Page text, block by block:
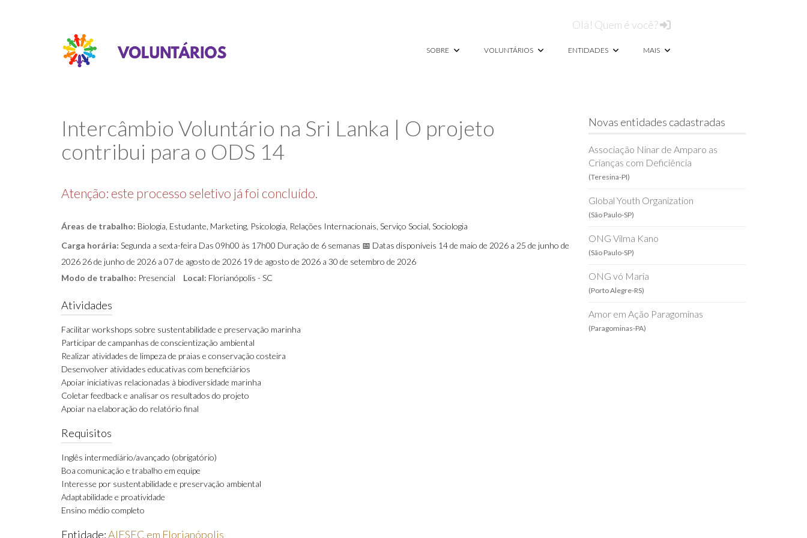
Olá! Quem é você?
SOBRE VOLUNTÁRIOS ENTIDADES MAIS
Intercâmbio Voluntário na Sri Lanka | O projeto
contribui para o ODS 14
Atenção: este processo seletivo já foi concluído.
Áreas de trabalho: Biologia, Estudante, Marketing, Psicologia, Relações Internacionais, Serviço Social, Sociologia
Carga horária: Segunda a sexta-feira Das 09h00 às 17h00 Duração de 6 semanas 📅 Datas disponíveis 14 de maio de 2026 a 25 de junho de
2026 26 de junho de 2026 a 07 de agosto de 2026 19 de agosto de 2026 a 30 de setembro de 2026
Modo de trabalho: Presencial Local: Florianópolis - SC
Atividades
Facilitar workshops sobre sustentabilidade e preservação marinha
Participar de campanhas de conscientização ambiental
Realizar atividades de limpeza de praias e conservação costeira
Desenvolver atividades educativas com beneficiários
Apoiar iniciativas relacionadas à biodiversidade marinha
Coletar feedback e analisar os resultados do projeto
Apoiar na elaboração do relatório final
Requisitos
Inglês intermediário/avançado (obrigatório)
Boa comunicação e trabalho em equipe
Interesse por sustentabilidade e preservação ambiental
Adaptabilidade e proatividade
Ensino médio completo
Entidade:AIESEC em Florianópolis
Novas entidades cadastradas
Associação Ninar de Amparo as
Crianças com Deficiência
(Teresina-PI)
Global Youth Organization
(São Paulo-SP)
ONG Vilma Kano
(São Paulo-SP)
ONG vó Maria
(Porto Alegre-RS)
Amor em Ação Paragominas
(Paragominas-PA)